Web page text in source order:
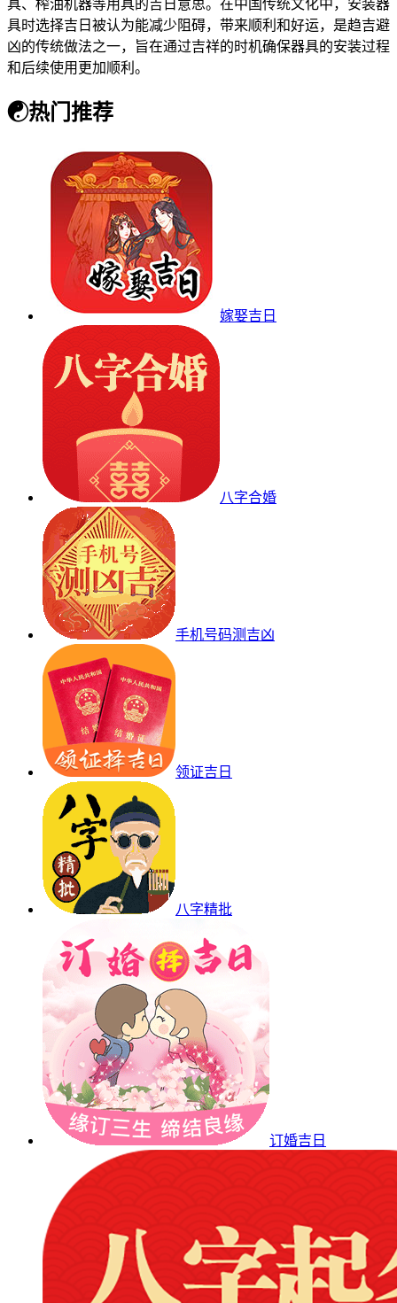
具、榨油机器等用具的吉日意思。在中国传统文化中，安装器
具时选择吉日被认为能减少阻碍，带来顺利和好运，是趋吉避
凶的传统做法之一，旨在通过吉祥的时机确保器具的安装过程
和后续使用更加顺利。
☯热门推荐
嫁娶吉日
八字合婚
手机号码测吉凶
领证吉日
八字精批
订婚吉日